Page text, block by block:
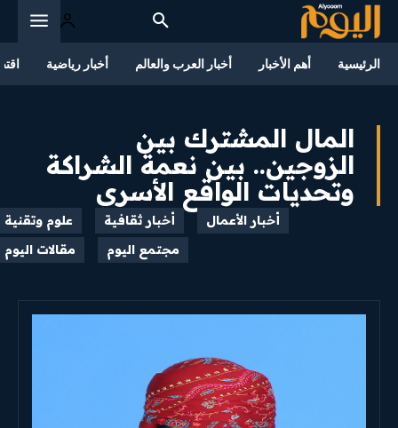
الرئيسية أهم الأخبار أخبار العرب والعالم أخبار رياضية
المال المشترك بين
الزوجين.. بين نعمة الشراكة
وتحديات الواقع الأسري
أخبار الأعمال أخبار ثقافية
علوم وتقنية
مجتمع اليوم
مقالات اليوم